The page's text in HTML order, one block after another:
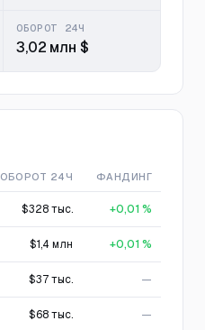
ОБОРОТ 24Ч
3,02 млн $
ОБОРОТ 24Ч ФАНДИНГ
$328 тыс. +0,01 %
$1,4 млн +0,01 %
$37 тыс. —
$68 тыс. —